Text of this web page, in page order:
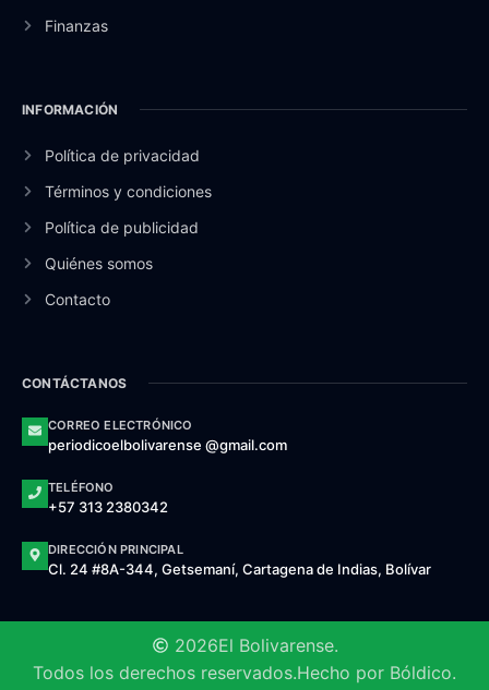
Finanzas
INFORMACIÓN
Política de privacidad
Términos y condiciones
Política de publicidad
Quiénes somos
Contacto
CONTÁCTANOS
CORREO ELECTRÓNICO
periodicoelbolivarense @gmail.com
TELÉFONO
+57 313 2380342
DIRECCIÓN PRINCIPAL
Cl. 24 #8A-344, Getsemaní, Cartagena de Indias, Bolívar
2026El Bolivarense.
Todos los derechos reservados.Hecho por Bóldico.